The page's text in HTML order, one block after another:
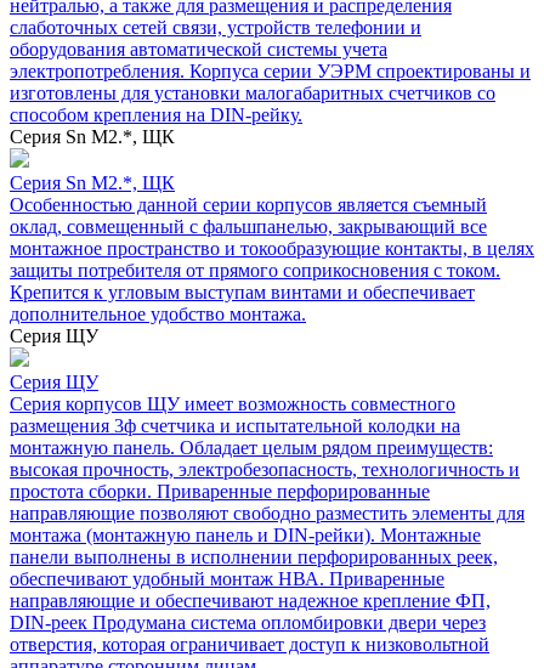
нейтралью, а также для размещения и распределения
слаботочных сетей связи, устройств телефонии и
оборудования автоматической системы учета
электропотребления. Корпуса серии УЭРМ спроектированы и
изготовлены для установки малогабаритных счетчиков со
способом крепления на DIN-рейку.
Серия Sn М2.*, ЩК
Серия Sn М2.*, ЩК
Особенностью данной серии корпусов является съемный
оклад, совмещенный с фальшпанелью, закрывающий все
монтажное пространство и токообразующие контакты, в целях
защиты потребителя от прямого соприкосновения с током.
Крепится к угловым выступам винтами и обеспечивает
дополнительное удобство монтажа.
Серия ЩУ
Серия ЩУ
Серия корпусов ЩУ имеет возможность совместного
размещения 3ф счетчика и испытательной колодки на
монтажную панель. Обладает целым рядом преимуществ:
высокая прочность, электробезопасность, технологичность и
простота сборки. Приваренные перфорированные
направляющие позволяют свободно разместить элементы для
монтажа (монтажную панель и DIN-рейки). Монтажные
панели выполнены в исполнении перфорированных реек,
обеспечивают удобный монтаж НВА. Приваренные
направляющие и обеспечивают надежное крепление ФП,
DIN-реек Продумана система опломбировки двери через
отверстия, которая ограничивает доступ к низковольтной